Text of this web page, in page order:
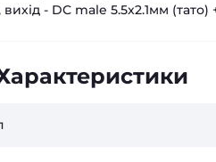
вихід - DC male 5.5x2.1мм